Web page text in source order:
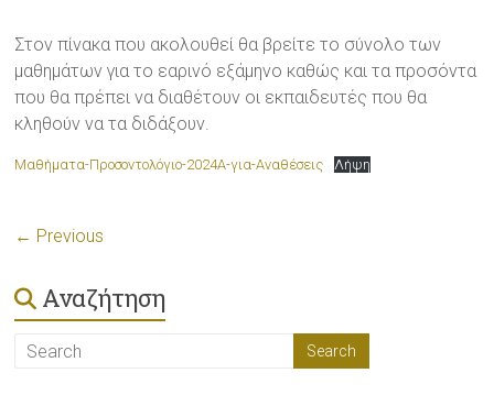
Στον πίνακα που ακολουθεί θα βρείτε το σύνολο των
μαθημάτων για το εαρινό εξάμηνο καθώς και τα προσόντα
που θα πρέπει να διαθέτουν οι εκπαιδευτές που θα
κληθούν να τα διδάξουν.
Μαθήματα-Προσοντολόγιο-2024Α-για-Αναθέσεις Λήψη
← Previous
Αναζήτηση